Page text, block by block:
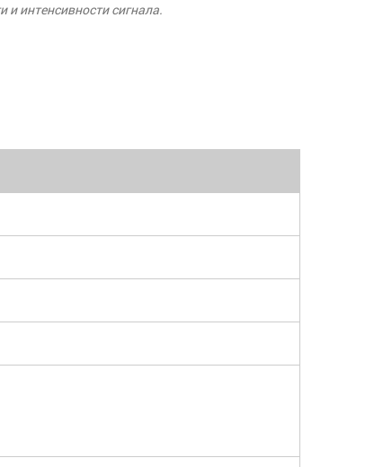
и интенсивности сигнала.